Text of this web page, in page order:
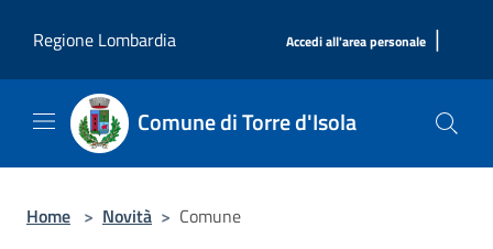
Regione Lombardia
Accedi all'area personale |
Comune di Torre d'Isola
Home > Novità > Comune